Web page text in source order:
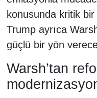
konusunda kritik
Trump ayrıca
güçlü bir yön
Warsh’tan